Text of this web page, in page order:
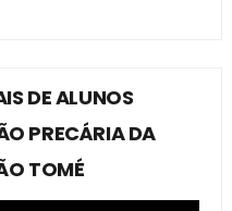
DE ALUNOS
PRECÁRIA DA
TOMÉ